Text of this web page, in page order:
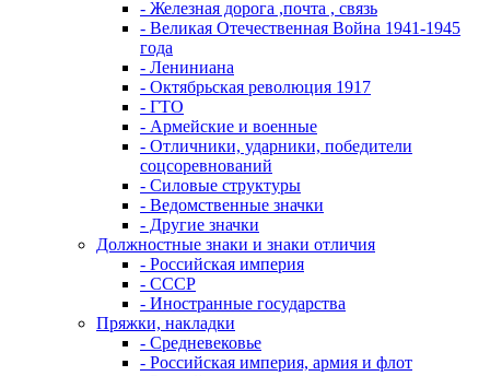
- Железная дорога ,почта , связь
- Великая Отечественная Война 1941-1945
года
- Лениниана
- Октябрьская революция 1917
- ГТО
- Армейские и военные
- Отличники, ударники, победители
соцсоревнований
- Силовые структуры
- Ведомственные значки
- Другие значки
Должностные знаки и знаки отличия
- Российская империя
- СССР
- Иностранные государства
Пряжки, накладки
- Средневековье
- Российская империя, армия и флот